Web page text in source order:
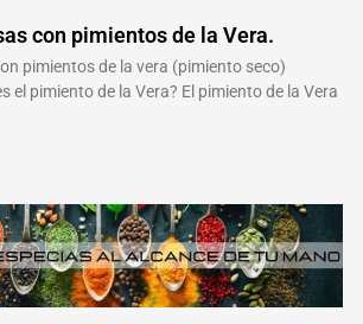
con pimientos de la Vera.
pimientos de la vera (pimiento seco)
el pimiento de la Vera? El pimiento de la Vera